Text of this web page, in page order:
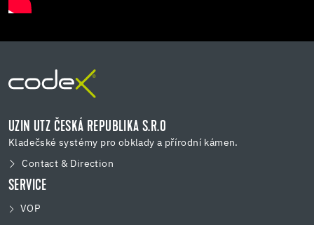
UZIN UTZ ČESKÁ REPUBLIKA S.R.O
Kladečské systémy pro obklady a přírodní kámen.
Contact & Direction
SERVICE
VOP